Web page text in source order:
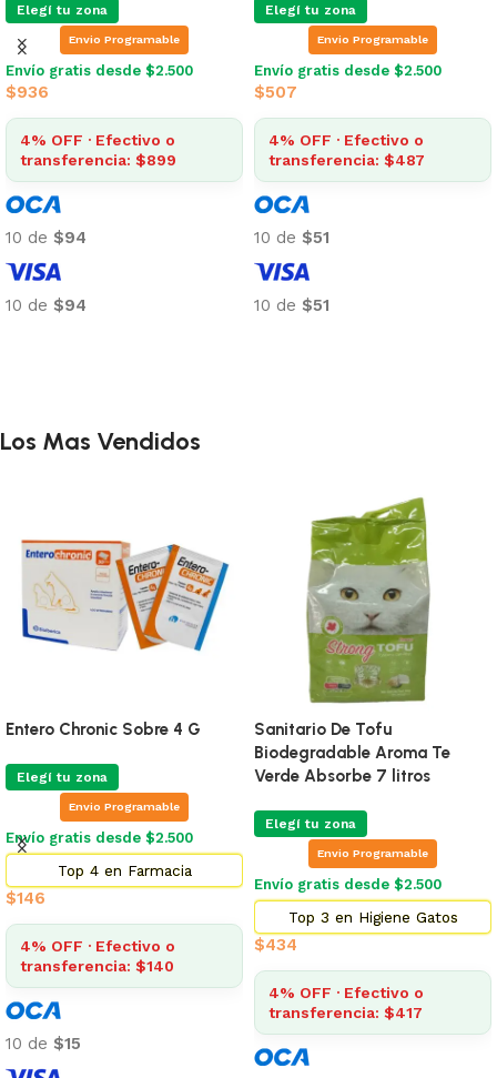
Elegí tu zona
Envio Programable
Envío gratis desde $2.500
$936
4% OFF · Efectivo o
transferencia: $899
10 de $94
10 de $94
Elegí tu zona
Envio Programable
Envío gratis desde $2.500
$507
4% OFF · Efectivo o
transferencia: $487
10 de $51
10 de $51
Los Mas Vendidos
Entero Chronic Sobre 4 G
Elegí tu zona
Envio Programable
Envío gratis desde $2.500
Top 4 en Farmacia
$146
4% OFF · Efectivo o
transferencia: $140
10 de $15
Sanitario De Tofu
Biodegradable Aroma Te
Verde Absorbe 7 litros
Elegí tu zona
Envio Programable
Envío gratis desde $2.500
Top 3 en Higiene Gatos
$434
4% OFF · Efectivo o
transferencia: $417